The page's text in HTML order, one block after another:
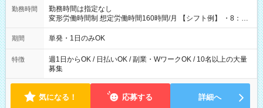
勤務時間
勤務時間は指定なし
変形労働時間制 想定労働時間160時間/月 【シフト例】 ・8：00
～21：00
期間 単発・1日のみOK
特徴
週1日からOK / 日払いOK / 副業・WワークOK / 10名以上の大量
募集
気になる！ 応募する 詳細へ